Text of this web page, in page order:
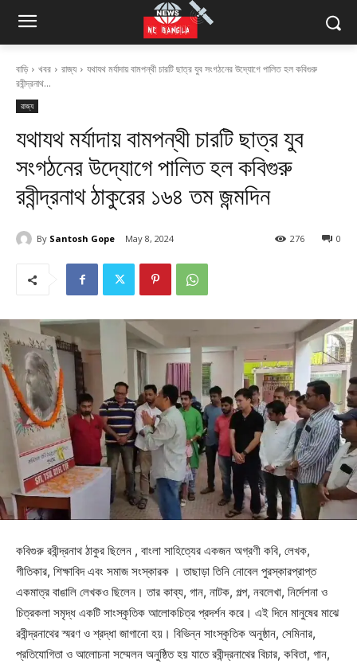
বাড়ি খবর রাজ্য
যথাযথ মর্যাদায় বামপন্থী চারটি ছাত্র যুব সংগঠনের উদ্যোগে পালিত হল কবিগুরু
রবীন্দ্রনাথ...
রাজ্য
যথাযথ মর্যাদায় বামপন্থী চারটি ছাত্র যুব
সংগঠনের উদ্যোগে পালিত হল কবিগুরু
রবীন্দ্রনাথ ঠাকুরের ১৬৪ তম জন্মদিন
By Santosh Gope May 8, 2024 0
276
কবিগুরু রবীন্দ্রনাথ ঠাকুর ছিলেন , বাংলা সাহিত্যের একজন অগ্রণী কবি, লেখক,
গীতিকার, শিক্ষাবিদ এবং সমাজ সংস্কারক । তাছাড়া তিনি নোবেল পুরস্কারপ্রাপ্ত
একমাত্র বাঙালি লেখকও ছিলেন। তার কাব্য, গান, নাটক, গল্প, নবলেখা, নির্দেশনা ও
চিত্রকলা সমৃদ্ধ একটি সাংস্কৃতিক আলোকচিত্র প্রদর্শন করে। এই দিনে মানুষের মাঝে
রবীন্দ্রনাথের স্মরণ ও শ্রদ্ধা জাগানো হয়। বিভিন্ন সাংস্কৃতিক অনুষ্ঠান, সেমিনার,
প্রতিযোগিতা ও আলোচনা সম্মেলন অনুষ্ঠিত হয় যাতে রবীন্দ্রনাথের বিচার, কবিতা, গান,